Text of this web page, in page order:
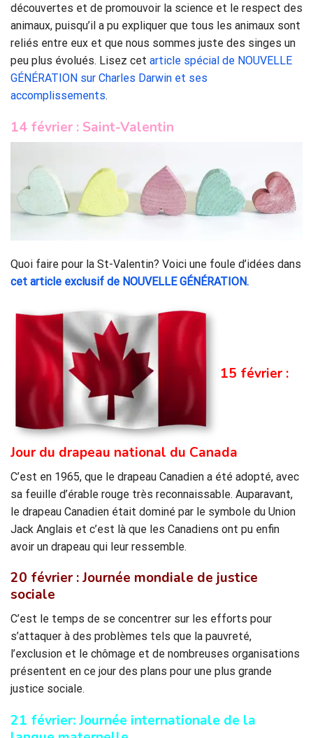
découvertes et de promouvoir la science et le respect des
animaux, puisqu’il a pu expliquer que tous les animaux sont
reliés entre eux et que nous sommes juste des singes un
peu plus évolués. Lisez cet article spécial de NOUVELLE
GÉNÉRATION sur Charles Darwin et ses
accomplissements.
14 février : Saint-Valentin
Quoi faire pour la St-Valentin? Voici une foule d’idées dans
cet article exclusif de NOUVELLE GÉNÉRATION.
15 février :
Jour du drapeau national du Canada
C’est en 1965, que le drapeau Canadien a été adopté, avec
sa feuille d’érable rouge très reconnaissable. Auparavant,
le drapeau Canadien était dominé par le symbole du Union
Jack Anglais et c’est là que les Canadiens ont pu enfin
avoir un drapeau qui leur ressemble.
20 février : Journée mondiale de justice
sociale
C’est le temps de se concentrer sur les efforts pour
s’attaquer à des problèmes tels que la pauvreté,
l’exclusion et le chômage et de nombreuses organisations
présentent en ce jour des plans pour une plus grande
justice sociale.
21 février: Journée internationale de la